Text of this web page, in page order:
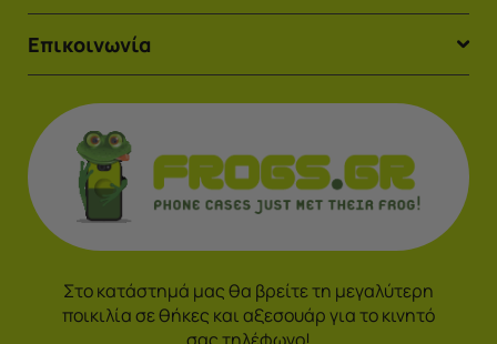
Επικοινωνία
Στο κατάστημά μας θα βρείτε τη μεγαλύτερη
ποικιλία σε θήκες και αξεσουάρ για το κινητό